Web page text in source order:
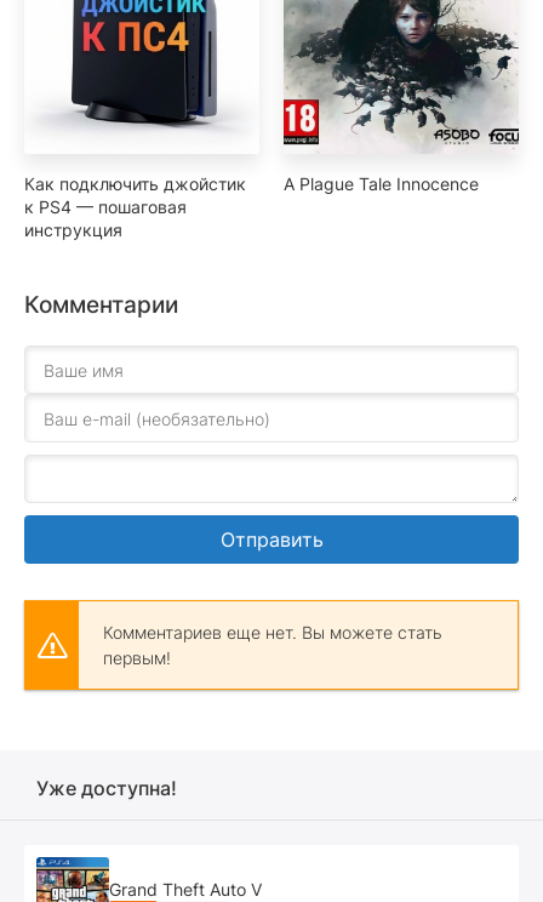
Как подключить джойстик
к PS4 — пошаговая
инструкция
A Plague Tale Innocence
Комментарии
Отправить
Комментариев еще нет. Вы можете стать
первым!
Уже доступна!
Grand Theft Auto V